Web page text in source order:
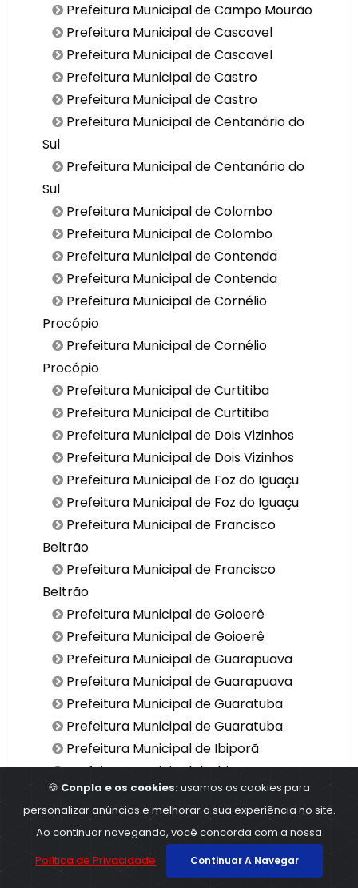
Prefeitura Municipal de Campo Mourão
Prefeitura Municipal de Cascavel
Prefeitura Municipal de Cascavel
Prefeitura Municipal de Castro
Prefeitura Municipal de Castro
Prefeitura Municipal de Centanário do
Sul
Prefeitura Municipal de Centanário do
Sul
Prefeitura Municipal de Colombo
Prefeitura Municipal de Colombo
Prefeitura Municipal de Contenda
Prefeitura Municipal de Contenda
Prefeitura Municipal de Cornélio
Procópio
Prefeitura Municipal de Cornélio
Procópio
Prefeitura Municipal de Curtitiba
Prefeitura Municipal de Curtitiba
Prefeitura Municipal de Dois Vizinhos
Prefeitura Municipal de Dois Vizinhos
Prefeitura Municipal de Foz do Iguaçu
Prefeitura Municipal de Foz do Iguaçu
Prefeitura Municipal de Francisco
Beltrão
Prefeitura Municipal de Francisco
Beltrão
Prefeitura Municipal de Goioerê
Prefeitura Municipal de Goioerê
Prefeitura Municipal de Guarapuava
Prefeitura Municipal de Guarapuava
Prefeitura Municipal de Guaratuba
Prefeitura Municipal de Guaratuba
Prefeitura Municipal de Ibiporã
Prefeitura Municipal de Ibiporã
Prefeitura Municipal de Irati
Prefeitura Municipal de Irati
Prefeitura Municipal de Irati
Prefeitura Municipal de Irati
Prefeitura Municipal de Jacarezinho
🍪 Conpla e os cookies:usamos os cookies para
personalizar anúncios e melhorar a sua experiência no site.
Ao continuar navegando, você concorda com a nossa
Política de Privacidade
Continuar A Navegar